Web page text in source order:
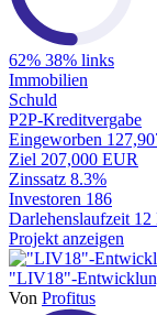
62% 38% links
Immobilien
Schuld
P2P-Kreditvergabe
Eingeworben
Ziel 207,000 EUR
Zinssatz 8.3%
Investoren 186
Darlehenslaufzeit 12
Projekt anzeigen
"LIV18"-
Von Profitus